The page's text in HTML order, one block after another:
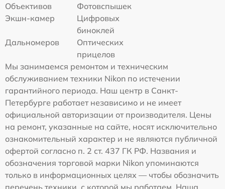
Объективов
Фотовспышек
Экшн-камер
Цифровых
биноклей
Дальномеров
Оптических
прицелов
Мы занимаемся ремонтом и техническим
обслуживанием техники Nikon по истечении
гарантийного периода. Наш центр в Санкт-
Петербурге работает независимо и не имеет
официальной авторизации от производителя. Цены
на ремонт, указанные на сайте, носят исключительно
ознакомительный характер и не являются публичной
офертой согласно п. 2 ст. 437 ГК РФ. Названия и
обозначения торговой марки Nikon упоминаются
только в информационных целях — чтобы обозначить
перечень техники, с которой мы работаем. Наша